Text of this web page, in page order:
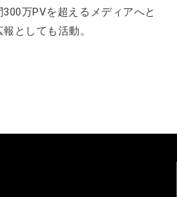
万PVを超えるメディアへと
としても活動。